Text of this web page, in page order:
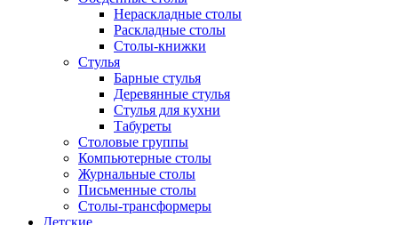
Нераскладные столы
Раскладные столы
Столы-книжки
Стулья
Барные стулья
Деревянные стулья
Стулья для кухни
Табуреты
Столовые группы
Компьютерные столы
Журнальные столы
Письменные столы
Столы-трансформеры
Детские